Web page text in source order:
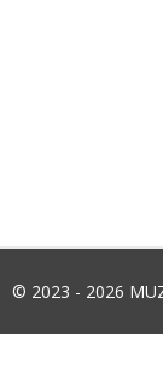
© 2023 - 2026